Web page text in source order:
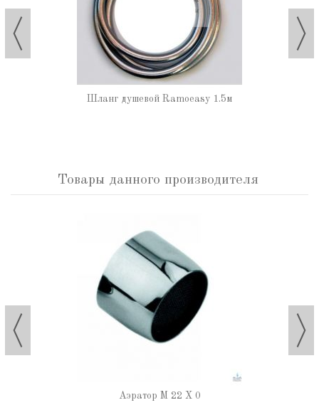
Шланг душевой Ramoeasy 1.5м
Товары данного производителя
Аэратор М 22 Х 0